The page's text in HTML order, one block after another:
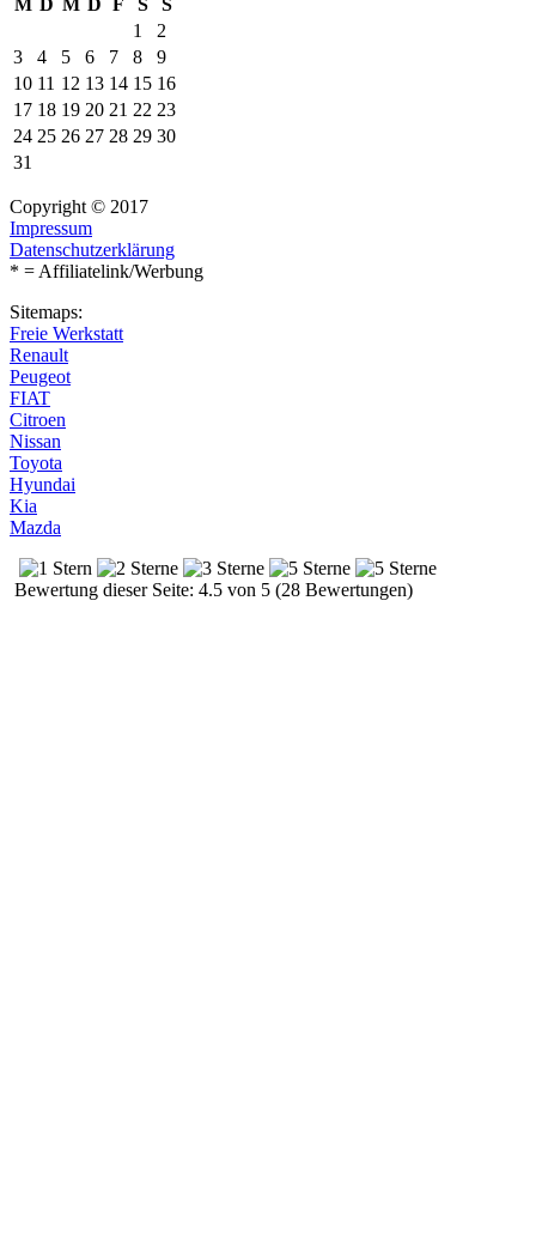
M D M D F S
S
1
2
3
4 5 6 7 8
9
10 11 12 13 14 15 16
17 18 19 20 21 22 23
24 25 26 27 28 29 30
31
Copyright © 2017
Impressum
Datenschutzerklärung
* = Affiliatelink/Werbung
Sitemaps:
Freie Werkstatt
Renault
Peugeot
FIAT
Citroen
Nissan
Toyota
Hyundai
Kia
Mazda
Bewertung dieser Seite: 4.5 von 5 (28 Bewertungen)